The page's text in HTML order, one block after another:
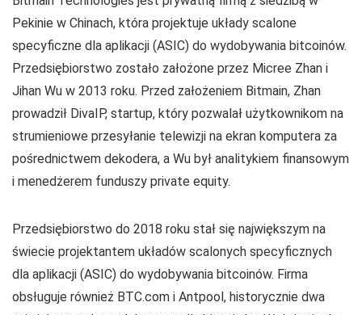
Pekinie w Chinach, która projektuje układy scalone
specyficzne dla aplikacji (ASIC) do wydobywania bitcoinów.
Przedsiębiorstwo zostało założone przez Micree Zhan i
Jihan Wu w 2013 roku. Przed założeniem Bitmain, Zhan
prowadził DivaIP, startup, który pozwalał użytkownikom na
strumieniowe przesyłanie telewizji na ekran komputera za
pośrednictwem dekodera, a Wu był analitykiem finansowym
i menedżerem funduszy private equity.
Przedsiębiorstwo do 2018 roku stał się największym na
świecie projektantem układów scalonych specyficznych
dla aplikacji (ASIC) do wydobywania bitcoinów. Firma
obsługuje również BTC.com i Antpool, historycznie dwa